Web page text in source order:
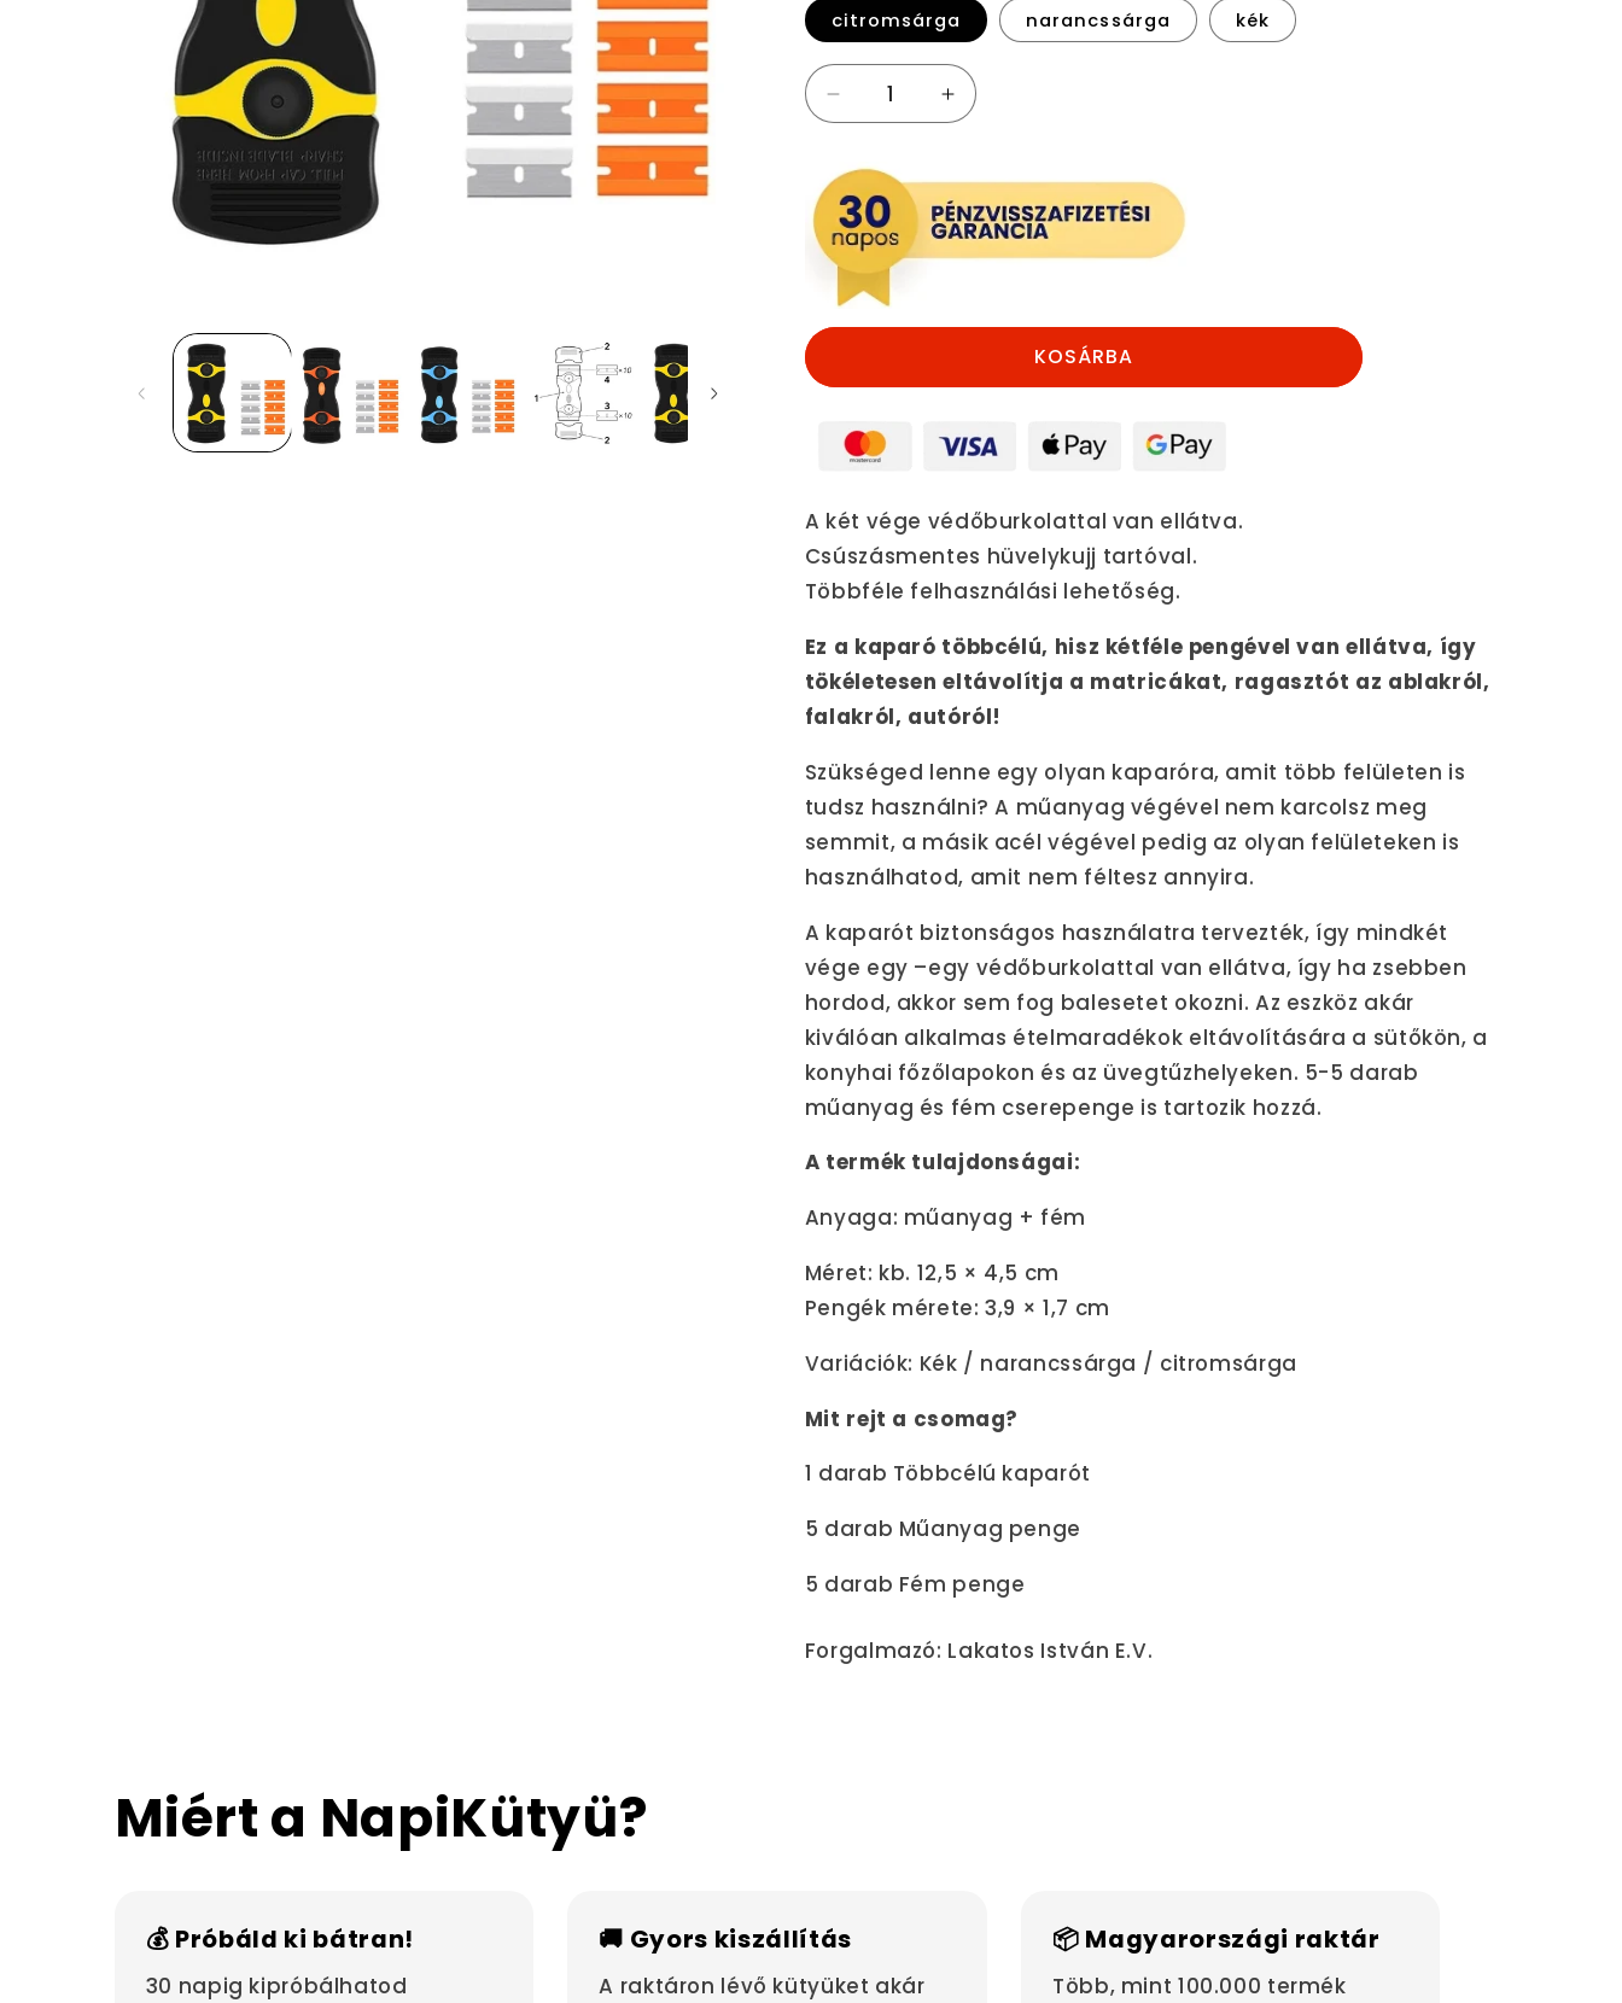
citromsárga narancssárga kék
Többcélú
kaparó
pengével)
mennyiségének
csökkentése
Többcélú
kaparó
pengével)
mennyiségének
növelése
KOSÁRBA
A két vége védőburkolattal van ellátva.
Csúszásmentes hüvelykujj tartóval.
Többféle felhasználási lehetőség.
Ez a kaparó többcélú, hisz kétféle pengével van ellátva, így
tökéletesen eltávolítja a matricákat, ragasztót az ablakról,
falakról, autóról!
Szükséged lenne egy olyan kaparóra, amit több felületen is
tudsz használni? A műanyag végével nem karcolsz meg
semmit, a másik acél végével pedig az olyan felületeken is
használhatod, amit nem féltesz annyira.
A kaparót biztonságos használatra tervezték, így mindkét
vége egy –egy védőburkolattal van ellátva, így ha zsebben
hordod, akkor sem fog balesetet okozni. Az eszköz akár
kiválóan alkalmas ételmaradékok eltávolítására a sütőkön, a
konyhai főzőlapokon és az üvegtűzhelyeken. 5-5 darab
műanyag és fém cserepenge is tartozik hozzá.
A termék tulajdonságai:
Anyaga: műanyag + fém
Méret: kb. 12,5 × 4,5 cm
Pengék mérete: 3,9 × 1,7 cm
Variációk: Kék / narancssárga / citromsárga
Mit rejt a csomag?
1 darab Többcélú kaparót
5 darab Műanyag penge
5 darab Fém penge
Forgalmazó: Lakatos István E.V.
Miért a NapiKütyü?
💰 Próbáld ki bátran!
30 napig kipróbálhatod
🚚 Gyors kiszállítás
A raktáron lévő kütyüket akár
📦 Magyarországi raktár
Több, mint 100.000 termék